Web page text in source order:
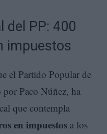
del PP: 400
impuestos
el Partido Popular de
Paco Núñez, ha
que contempla
en impuestos a los